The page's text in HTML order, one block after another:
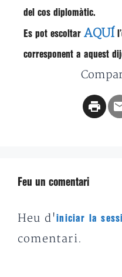
del cos diplomàtic.
Es pot escoltar AQUÍ
corresponent a aquest
Feu un comentari
Heu d'iniciar la
comentari.